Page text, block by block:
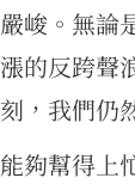
峻。無論
的反跨聲
，我們仍
夠幫得上